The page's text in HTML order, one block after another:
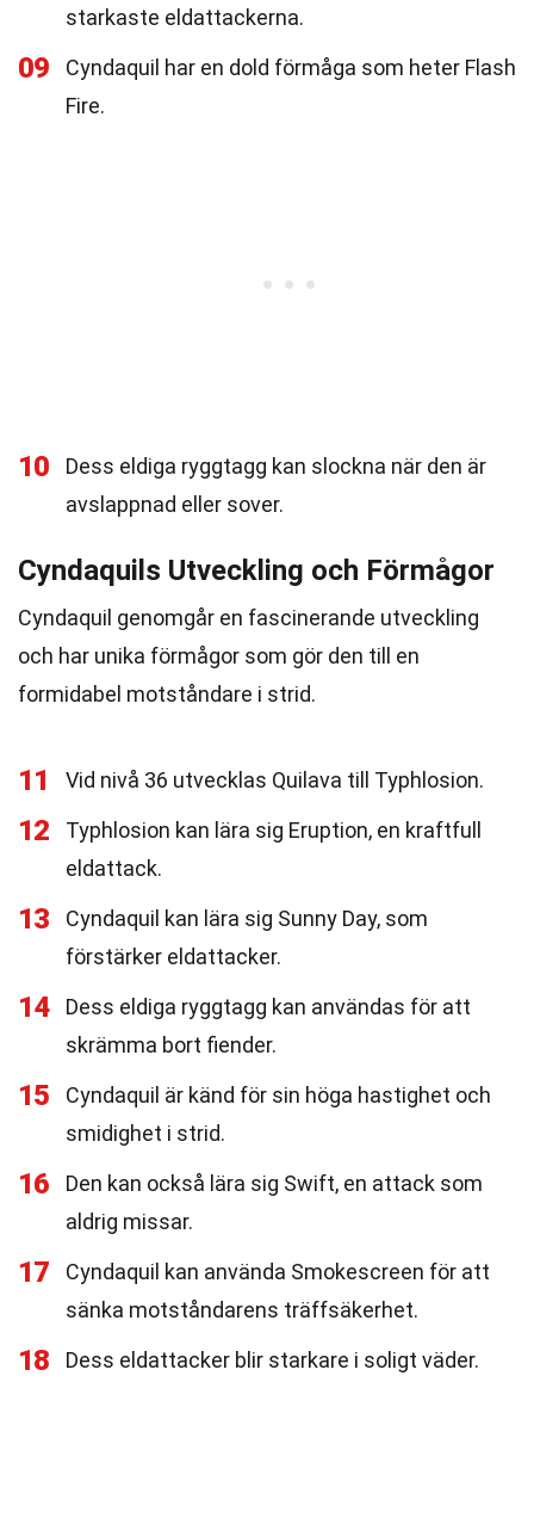
starkaste eldattackerna.
09
Cyndaquil har en dold förmåga som heter Flash
Fire.
10
Dess eldiga ryggtagg kan slockna när den är
avslappnad eller sover.
Cyndaquils Utveckling och Förmågor
Cyndaquil genomgår en fascinerande utveckling
och har unika förmågor som gör den till en
formidabel motståndare i strid.
11 Vid nivå 36 utvecklas Quilava till Typhlosion.
12
Typhlosion kan lära sig Eruption, en kraftfull
eldattack.
13
Cyndaquil kan lära sig Sunny Day, som
förstärker eldattacker.
14
Dess eldiga ryggtagg kan användas för att
skrämma bort fiender.
15
Cyndaquil är känd för sin höga hastighet och
smidighet i strid.
16
Den kan också lära sig Swift, en attack som
aldrig missar.
17
Cyndaquil kan använda Smokescreen för att
sänka motståndarens träffsäkerhet.
18 Dess eldattacker blir starkare i soligt väder.